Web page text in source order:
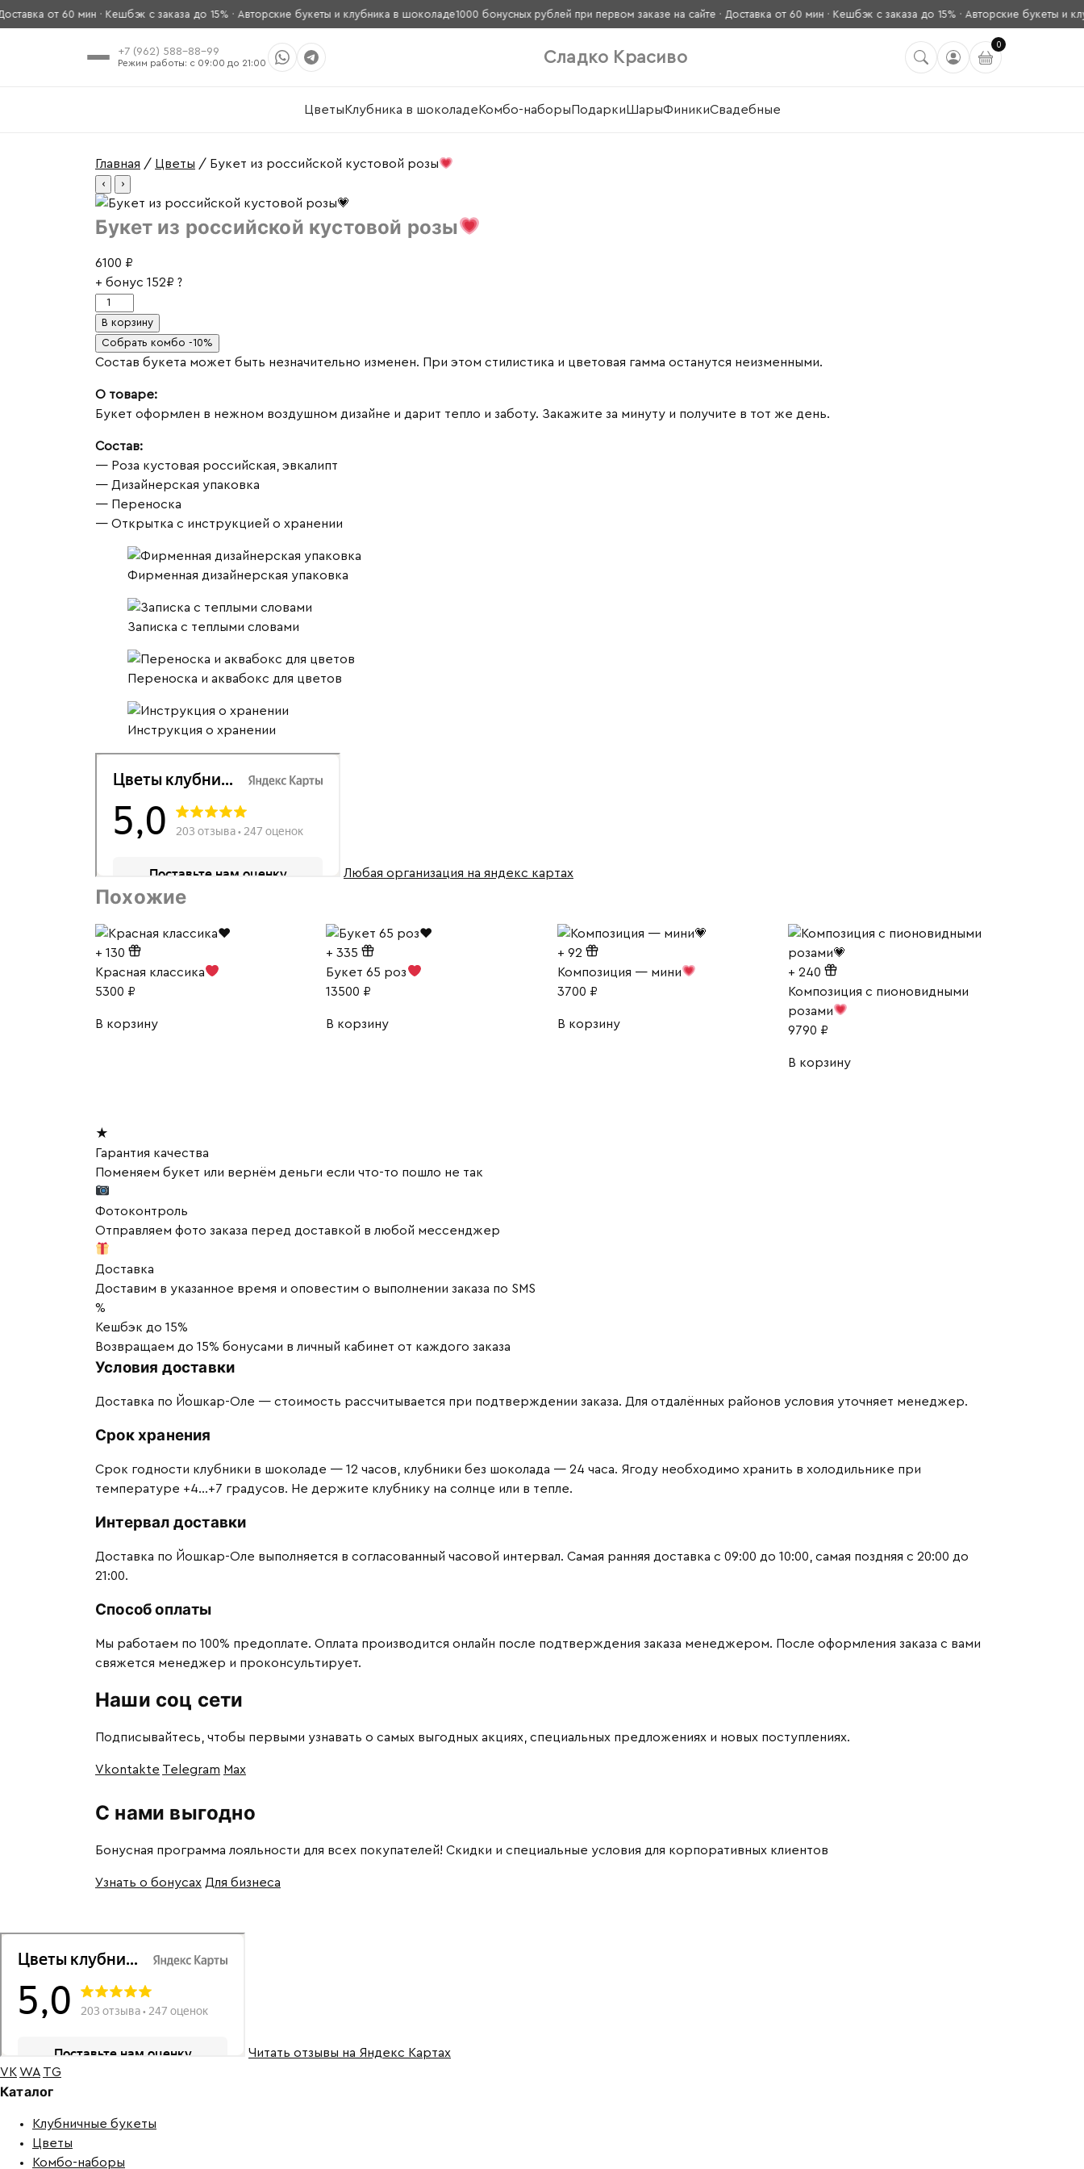
от 60 мин · Кешбэк с заказа до 15% · Авторские букеты и клубника в шоколаде1000 бонусных рублей при первом заказе на сайте · Доставка от 60 мин · Кешбэк с заказа до 15% · Авторские букеты и
+7 (962) 588-88-99
Режим работы: с 09:00 до 21:00 Сладко Красиво
0
Цветы Клубника в шоколаде Комбо-наборы Подарки ШарыФиникиСвадебные
Главная / Цветы / Букет из российской кустовой розы
‹ ›
Букет из российской кустовой розы
6100 ₽
+ бонус 152₽ ?
Количество
товара
Букет
из
кустовой
розы
В корзину
Собрать комбо -10%
Состав букета может быть незначительно изменен. При этом стилистика и цветовая гамма останутся неизменными.
О товаре:
Букет оформлен в нежном воздушном дизайне и дарит тепло и заботу. Закажите за минуту и получите в тот же день.
Состав:
— Роза кустовая российская, эвкалипт
— Дизайнерская упаковка
— Переноска
— Открытка с инструкцией о хранении
Фирменная дизайнерская упаковка
Записка с теплыми словами
Переноска и аквабокс для цветов
Инструкция о хранении
Любая организация на яндекс картах
Похожие
+ 130
Красная классика
5300 ₽
В корзину
+ 335
Букет 65 роз
13500 ₽
В корзину
+ 92
Композиция — мини
3700 ₽
В корзину
+ 240
Композиция с пионовидными
розами
9790 ₽
В корзину
★
Гарантия качества
Поменяем букет или вернём деньги если что-то пошло не так
Фотоконтроль
Отправляем фото заказа перед доставкой в любой мессенджер
Доставка
Доставим в указанное время и оповестим о выполнении заказа по SMS
%
Кешбэк до 15%
Возвращаем до 15% бонусами в личный кабинет от каждого заказа
Условия доставки
Доставка по Йошкар-Оле — стоимость рассчитывается при подтверждении заказа. Для отдалённых районов условия уточняет менеджер.
Срок хранения
Срок годности клубники в шоколаде — 12 часов, клубники без шоколада — 24 часа. Ягоду необходимо хранить в холодильнике при
температуре +4…+7 градусов. Не держите клубнику на солнце или в тепле.
Интервал доставки
Доставка по Йошкар-Оле выполняется в согласованный часовой интервал. Самая ранняя доставка с 09:00 до 10:00, самая поздняя с 20:00 до
21:00.
Способ оплаты
Мы работаем по 100% предоплате. Оплата производится онлайн после подтверждения заказа менеджером. После оформления заказа с вами
свяжется менеджер и проконсультирует.
Наши соц сети
Подписывайтесь, чтобы первыми узнавать о самых выгодных акциях, специальных предложениях и новых поступлениях.
Vkontakte Telegram Max
С нами выгодно
Бонусная программа лояльности для всех покупателей! Скидки и специальные условия для корпоративных клиентов
Узнать о бонусах Для бизнеса
Читать отзывы на Яндекс Картах
VKWA TG
Каталог
Клубничные букеты
Цветы
Комбо-наборы